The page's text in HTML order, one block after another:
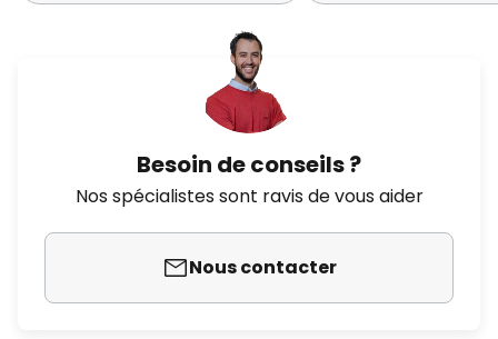
Besoin de conseils ?
Nos spécialistes sont ravis de vous aider
Nous contacter